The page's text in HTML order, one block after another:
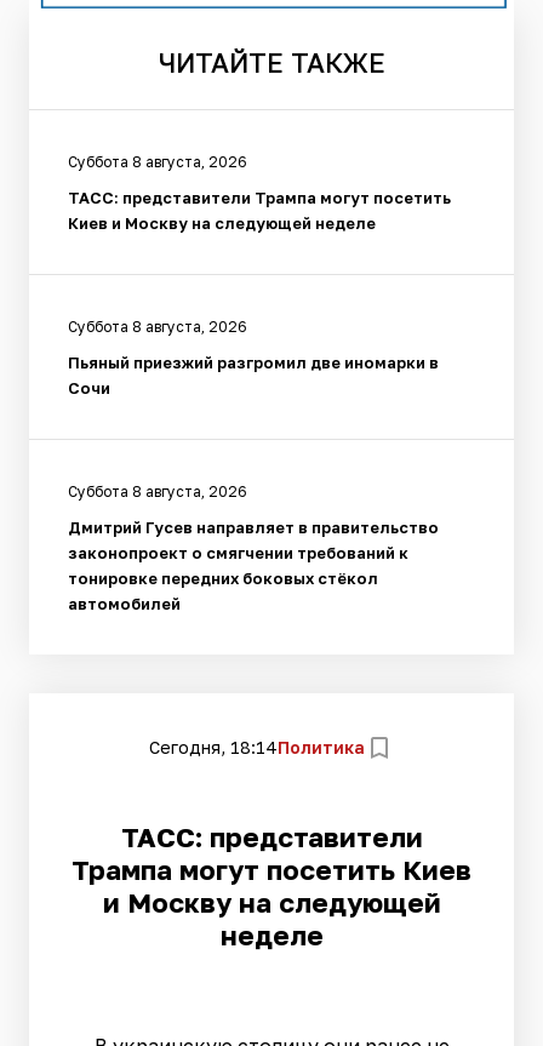
ЧИТАЙТЕ ТАКЖЕ
Суббота 8 августа, 2026
ТАСС: представители Трампа могут посетить
Киев и Москву на следующей неделе
Суббота 8 августа, 2026
Пьяный приезжий разгромил две иномарки в
Сочи
Суббота 8 августа, 2026
Дмитрий Гусев направляет в правительство
законопроект о смягчении требований к
тонировке передних боковых стёкол
автомобилей
Сегодня, 18:14Политика
ТАСС: представители
Трампа могут посетить Киев
и Москву на следующей
неделе